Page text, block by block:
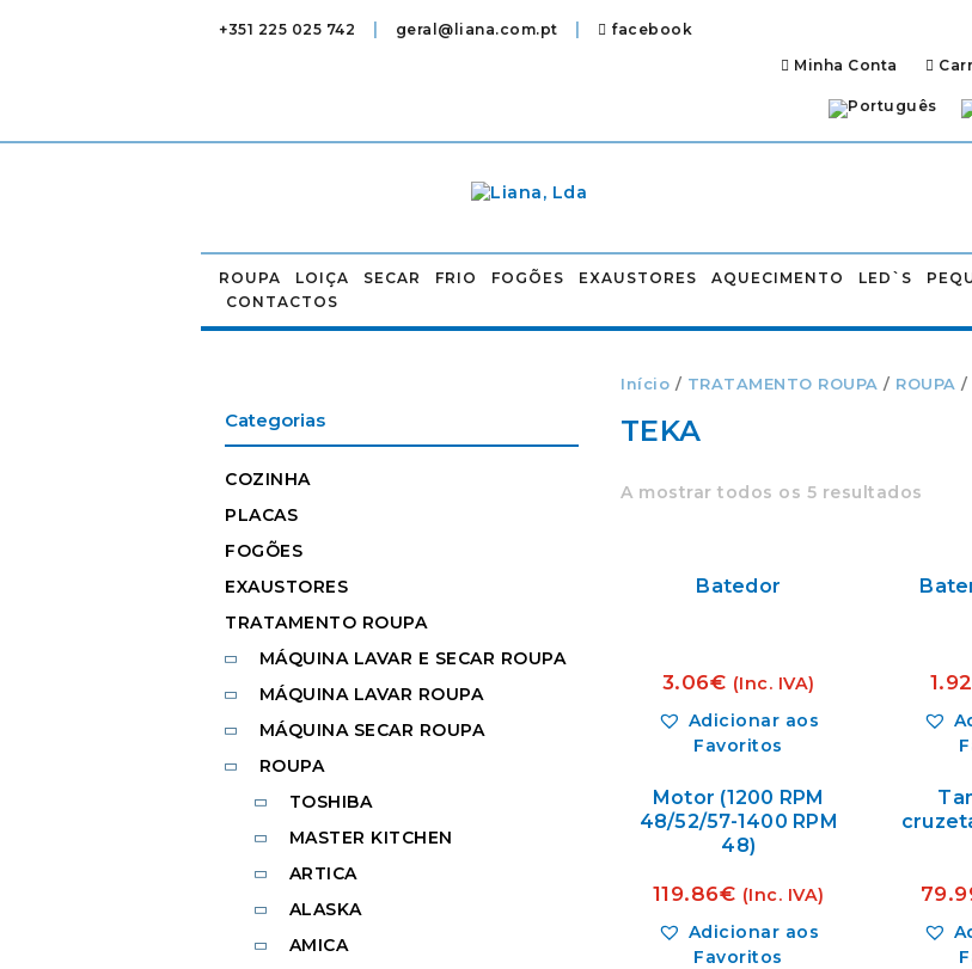
+351 225 025 742 | geral@liana.com.pt | facebook
Minha Conta
ROUPA LOIÇA SECAR FRIO FOGÕES EXAUSTORES AQUECIMENTO LED`S
CONTACTOS
Início / TRATAMENTO ROUPA / ROUPA /
TEKA
A mostrar todos os 5 resultados
Adicionar aos
Favoritos
Batedor
3.06€ (Inc. IVA)
1.92
Adicionar aos
Favoritos
Motor (1200 RPM
48/52/57-1400 RPM
48)
119.86€ (Inc. IVA)
Categorias
COZINHA
PLACAS
FOGÕES
EXAUSTORES
TRATAMENTO ROUPA
MÁQUINA LAVAR E SECAR ROUPA
MÁQUINA LAVAR ROUPA
MÁQUINA SECAR ROUPA
ROUPA
TOSHIBA
MASTER KITCHEN
ARTICA
ALASKA
AMICA